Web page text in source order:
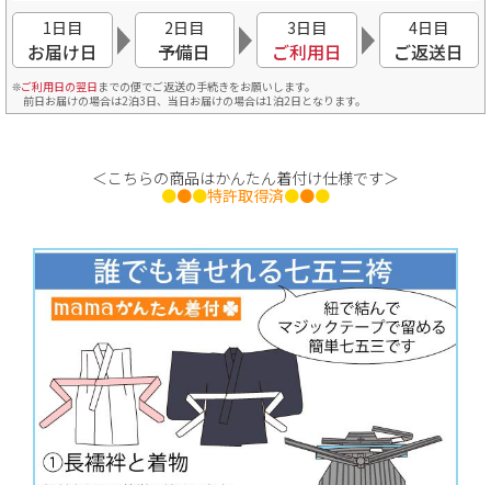
1日目
お届け日
2日目
予備日
3日目
ご利用日
4日目
ご返送日
ご利用日の翌日 までの便でご返送の手続きをお願いします。
前日お届けの場合は2泊3日、当日お届けの場合は1泊2日となります。
＜こちらの商品はかんたん着付け仕様です＞
●●●特許取得済●●●